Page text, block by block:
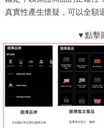
真實性產生懷疑，可以全額